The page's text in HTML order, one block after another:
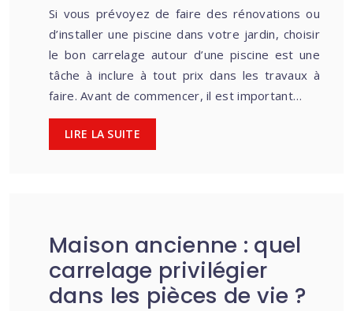
Si vous prévoyez de faire des rénovations ou
d’installer une piscine dans votre jardin, choisir
le bon carrelage autour d’une piscine est une
tâche à inclure à tout prix dans les travaux à
faire. Avant de commencer, il est important…
LIRE LA SUITE
Maison ancienne : quel
carrelage privilégier
dans les pièces de vie ?